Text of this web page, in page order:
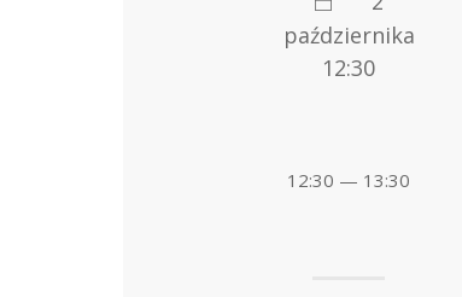
października
12:30
12:30 — 13:30